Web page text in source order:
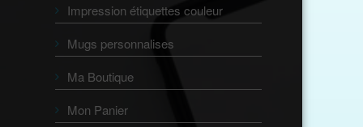
Impression étiquettes couleur
Mugs personnalises
Ma Boutique
Mon Panier